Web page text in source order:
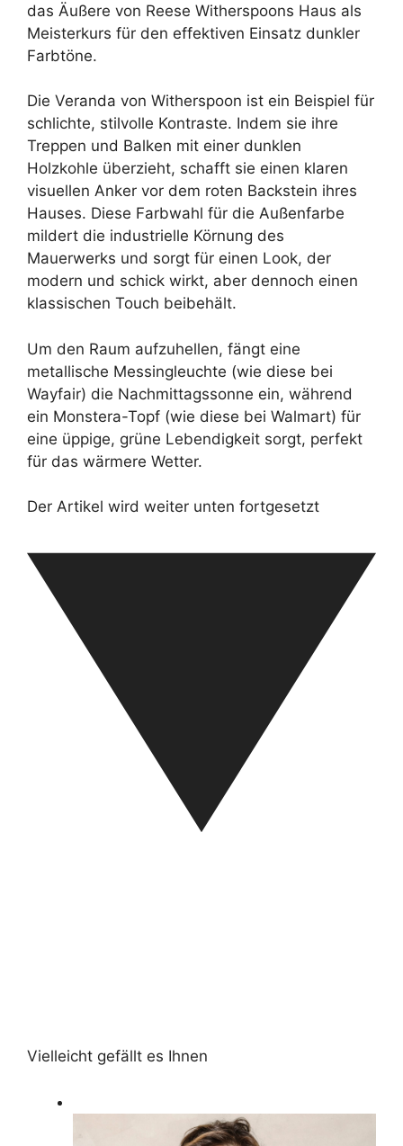
das Äußere von Reese Witherspoons Haus als
Meisterkurs für den effektiven Einsatz dunkler
Farbtöne.
Die Veranda von Witherspoon ist ein Beispiel für
schlichte, stilvolle Kontraste. Indem sie ihre
Treppen und Balken mit einer dunklen
Holzkohle überzieht, schafft sie einen klaren
visuellen Anker vor dem roten Backstein ihres
Hauses. Diese Farbwahl für die Außenfarbe
mildert die industrielle Körnung des
Mauerwerks und sorgt für einen Look, der
modern und schick wirkt, aber dennoch einen
klassischen Touch beibehält.
Um den Raum aufzuhellen, fängt eine
metallische Messingleuchte (wie diese bei
Wayfair) die Nachmittagssonne ein, während
ein Monstera-Topf (wie diese bei Walmart) für
eine üppige, grüne Lebendigkeit sorgt, perfekt
für das wärmere Wetter.
Der Artikel wird weiter unten fortgesetzt
Vielleicht gefällt es Ihnen